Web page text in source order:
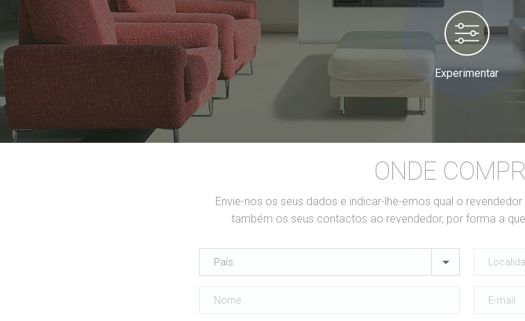
Experimentar
ONDE
Envie-nos os seus dados e indicar-lhe-emos qual o
também os seus contactos ao revendedor, por forma a
País